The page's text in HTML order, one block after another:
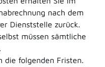
nach dem
Dienststelle zurück.
müssen sämtliche
die folgenden Fristen.